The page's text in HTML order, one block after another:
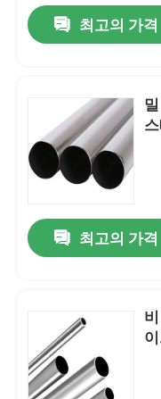
집
최고의 가격
최고의 가격